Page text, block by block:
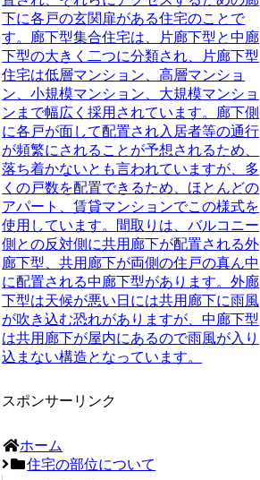
下に各戸の玄関扉がある住宅のことで
す。 廊下型集合住宅は、片廊下型と中廊
下型の大きく二つに分類され、片廊下型
住宅は低層マンション、高層マンショ
ン、小規模マンション、大規模マンショ
ンまで幅広く採用されています。廊下側
に各戸が面して配置され入居者等の通行
が頻繁にされることが予想されるため、
落ち着かないとも言われていますが、 多
くの戸数を配置できるため、ほとんどの
アパート、賃貸マンションでこの様式を
使用しています。
間取りは、バルコニー
側との反対側に共用廊下が配置される外
廊下型、共用廊下が両側の住戸の真ん中
に配置される中廊下型があります。外廊
下型は天候が悪い日には共用廊下に雨風
が吹き込む恐れがありますが、中廊下型
は共用廊下が屋内にあるので雨風が入り
込まない構造となっています。
スポンサーリンク
ホーム
住宅の部位について